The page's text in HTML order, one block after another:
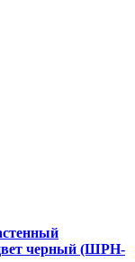
черный (ШРН-